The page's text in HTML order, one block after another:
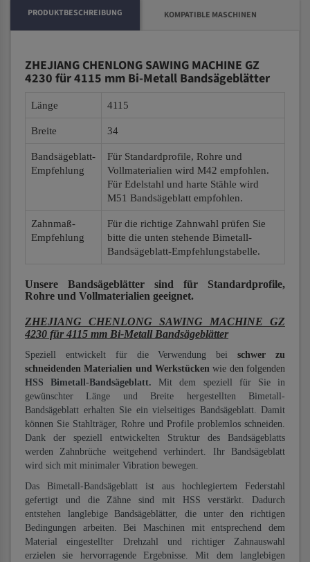
PRODUKTBESCHREIBUNG KOMPATIBLE MASCHINEN
ZHEJIANG CHENLONG SAWING MACHINE GZ
4230 für 4115 mm Bi-Metall Bandsägeblätter
Länge 4115
Breite 34
Bandsägeblatt-
Empfehlung
Für Standardprofile, Rohre und
Vollmaterialien wird M42 empfohlen.
Für Edelstahl und harte Stähle wird
M51 Bandsägeblatt empfohlen.
Zahnmaß-
Empfehlung
Für die richtige Zahnwahl prüfen Sie
bitte die unten stehende Bimetall-
Bandsägeblatt-Empfehlungstabelle.
Unsere Bandsägeblätter sind für Standardprofile,
Rohre und Vollmaterialien geeignet.
ZHEJIANG CHENLONG SAWING MACHINE GZ
4230 für 4115 mm Bi-Metall Bandsägeblätter
Speziell entwickelt für die Verwendung beischwer zu
schneidenden Materialien und Werkstücken wie den folgenden
HSS Bimetall-Bandsägeblatt. Mit dem speziell für Sie in
gewünschter Länge und Breite hergestellten Bimetall-
Bandsägeblatt erhalten Sie ein vielseitiges Bandsägeblatt. Damit
können Sie Stahlträger, Rohre und Profile problemlos schneiden.
Dank der speziell entwickelten Struktur des Bandsägeblatts
werden Zahnbrüche weitgehend verhindert. Ihr Bandsägeblatt
wird sich mit minimaler Vibration bewegen.
Das Bimetall-Bandsägeblatt ist aus hochlegiertem Federstahl
gefertigt und die Zähne sind mit HSS verstärkt. Dadurch
entstehen langlebige Bandsägeblätter, die unter den richtigen
Bedingungen arbeiten. Bei Maschinen mit entsprechend dem
Material eingestellter Drehzahl und richtiger Zahnauswahl
erzielen sie hervorragende Ergebnisse. Mit dem langlebigen